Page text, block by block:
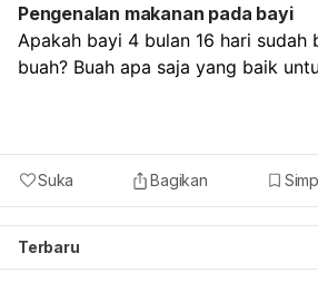
Pengenalan makanan pada bayi
Apakah bayi 4 bulan 16 hari sudah
buah? Buah apa saja yang baik
Suka Bagikan
Terbaru